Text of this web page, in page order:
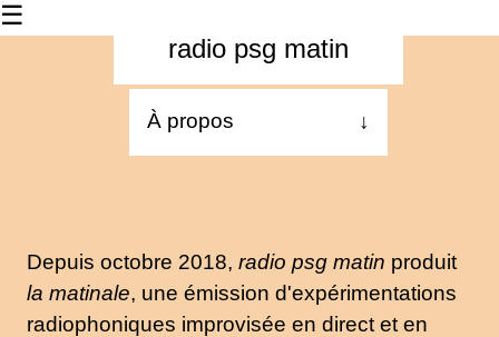
radio psg matin
☰
↓
À propos
Les 24h
radio chanterelle
Depuis octobre 2018, radio psg matin produit
la matinale, une émission d'expérimentations
radiophoniques improvisée en direct et en